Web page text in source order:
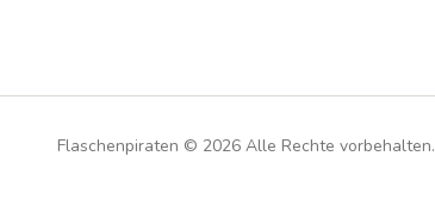
Flaschenpiraten © 2026Alle Rechte vorbehalten.